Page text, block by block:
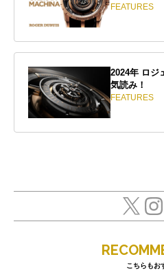
FEATURES
2024年 ロジ
気読み！
FEATURES
こちらもお